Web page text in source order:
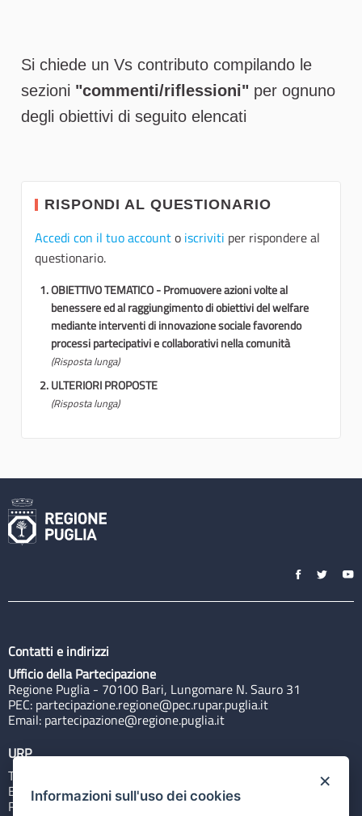
Si chiede un Vs contributo compilando le
sezioni "commenti/riflessioni" per ognuno
degli obiettivi di seguito elencati
RISPONDI AL QUESTIONARIO
Accedi con il tuo accounto iscriviti per rispondere al
questionario.
OBIETTIVO TEMATICO - Promuovere azioni volte al
benessere ed al raggiungimento di obiettivi del welfare
mediante interventi di innovazione sociale favorendo
processi partecipativi e collaborativi nella comunità
(Risposta lunga)
ULTERIORI PROPOSTE
(Risposta lunga)
Contatti e indirizzi
Ufficio della Partecipazione
Regione Puglia - 70100 Bari, Lungomare N. Sauro 31
PEC: partecipazione.regione@pec.rupar.puglia.it
Email: partecipazione@regione.puglia.it
URP
Tel: 800713939
Email:quiregione@regione.puglia.it
Rubrica
×
Informazioni sull'uso dei cookies